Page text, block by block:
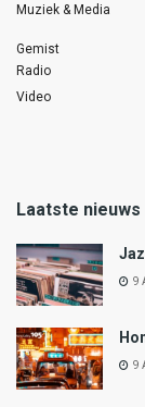
Muziek & Media
Gemist
Radio
Video
Laatste nieuws
9
9